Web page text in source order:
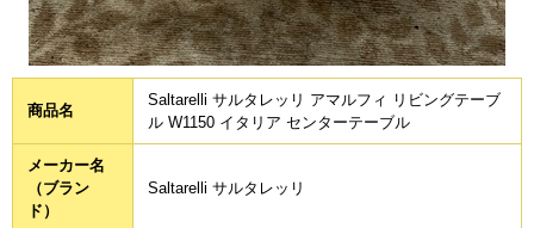
商品名
Saltarelli サルタレッリ アマルフィ リビングテーブ
ル W1150 イタリア センターテーブル
メーカー名
（ブラン
ド）
Saltarelli サルタレッリ